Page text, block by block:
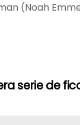
(Noah
serie de